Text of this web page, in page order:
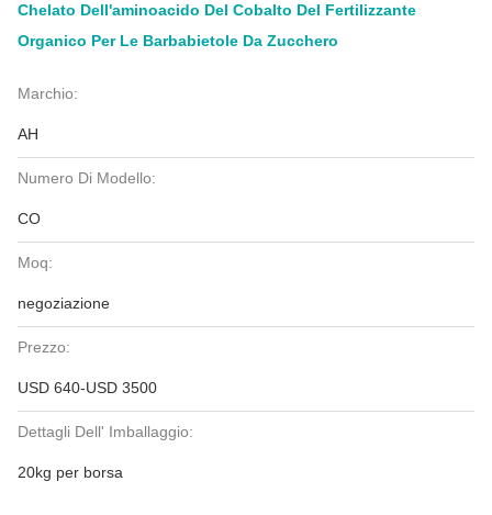
Chelato Dell'aminoacido Del Cobalto Del Fertilizzante
Organico Per Le Barbabietole Da Zucchero
Marchio:
AH
Numero Di Modello:
CO
Moq:
negoziazione
Prezzo:
USD 640-USD 3500
Dettagli Dell' Imballaggio:
20kg per borsa